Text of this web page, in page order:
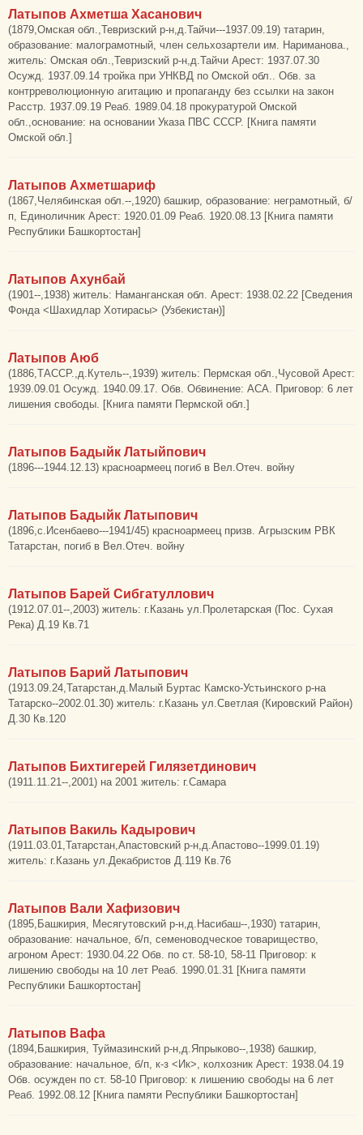
Латыпов Ахметша Хасанович
(1879,Омская обл.,Тевризский р-н,д.Тайчи---1937.09.19) татарин,
образование: малограмотный, член сельхозартели им. Нариманова.,
житель: Омская обл.,Тевризский р-н,д.Тайчи Арест: 1937.07.30
Осужд. 1937.09.14 тройка при УНКВД по Омской обл.. Обв. за
контрреволюционную агитацию и пропаганду без ссылки на закон
Расстр. 1937.09.19 Реаб. 1989.04.18 прокуратурой Омской
обл.,основание: на основании Указа ПВС СССР. [Книга памяти
Омской обл.]
Латыпов Ахметшариф
(1867,Челябинская обл.--,1920) башкир, образование: неграмотный, б/
п, Единоличник Арест: 1920.01.09 Реаб. 1920.08.13 [Книга памяти
Республики Башкортостан]
Латыпов Ахунбай
(1901--,1938) житель: Наманганская обл. Арест: 1938.02.22 [Сведения
Фонда <Шахидлар Хотирасы> (Узбекистан)]
Латыпов Аюб
(1886,ТАССР.,д.Кутель--,1939) житель: Пермская обл.,Чусовой Арест:
1939.09.01 Осужд. 1940.09.17. Обв. Обвинение: АСА. Приговор: 6 лет
лишения свободы. [Книга памяти Пермской обл.]
Латыпов Бадыйк Латыйпович
(1896---1944.12.13) красноармеец погиб в Вел.Отеч. войну
Латыпов Бадыйк Латыпович
(1896,с.Исенбаево---1941/45) красноармеец призв. Агрызским РВК
Татарстан, погиб в Вел.Отеч. войну
Латыпов Барей Сибгатуллович
(1912.07.01--,2003) житель: г.Казань ул.Пролетарская (Пос. Сухая
Река) Д.19 Кв.71
Латыпов Барий Латыпович
(1913.09.24,Татарстан,д.Малый Буртас Камско-Устьинского р-на
Татарско--2002.01.30) житель: г.Казань ул.Светлая (Кировский Район)
Д.30 Кв.120
Латыпов Бихтигерей Гилязетдинович
(1911.11.21--,2001) на 2001 житель: г.Самара
Латыпов Вакиль Кадырович
(1911.03.01,Татарстан,Апастовский р-н,д.Апастово--1999.01.19)
житель: г.Казань ул.Декабристов Д.119 Кв.76
Латыпов Вали Хафизович
(1895,Башкирия, Месягутовский р-н,д.Насибаш--,1930) татарин,
образование: начальное, б/п, семеноводческое товарищество,
агроном Арест: 1930.04.22 Обв. по ст. 58-10, 58-11 Приговор: к
лишению свободы на 10 лет Реаб. 1990.01.31 [Книга памяти
Республики Башкортостан]
Латыпов Вафа
(1894,Башкирия, Туймазинский р-н,д.Япрыково--,1938) башкир,
образование: начальное, б/п, к-з <Ик>, колхозник Арест: 1938.04.19
Обв. осужден по ст. 58-10 Приговор: к лишению свободы на 6 лет
Реаб. 1992.08.12 [Книга памяти Республики Башкортостан]